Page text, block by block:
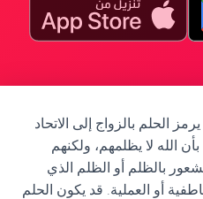
الحلم بالزواج إلى الاتحاد
الله لا يظلمهم، ولكنهم
بالظلم أو الظلم الذي
أو العملية. قد يكون الحلم